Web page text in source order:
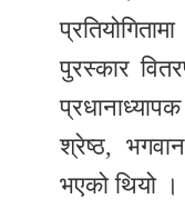
पुरस्कार
श्रेष्ठ,
भएको थियो ।